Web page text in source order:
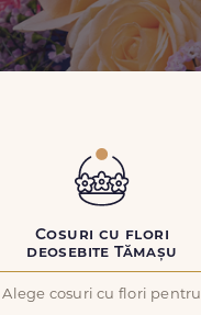
Cosuri cu flori
deosebite Tămașu
Alege cosuri cu flori pentru